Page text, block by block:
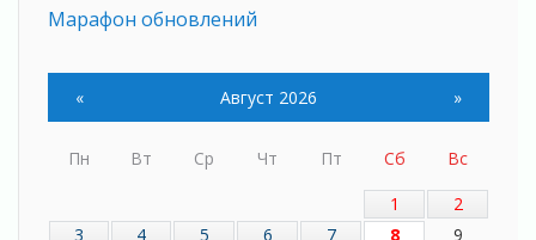
Марафон обновлений
Добровольцы огненного фронта
05 августа 2026
05 августа 2026
« Август 2026 »
Пн Вт Ср Чт Пт Сб
Вс
1
2
3
4 5 6 7 8
9